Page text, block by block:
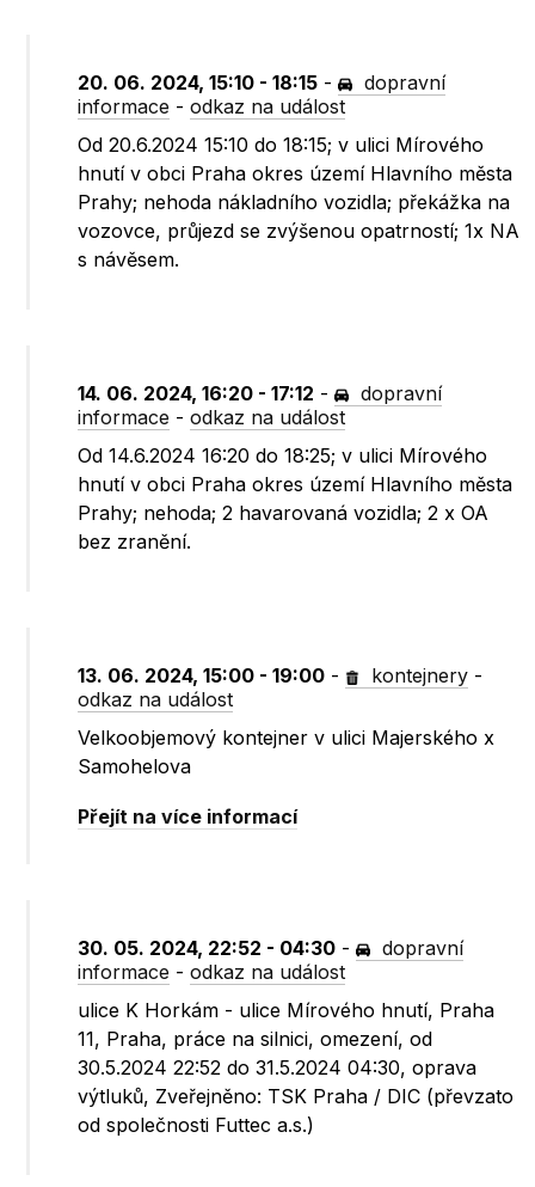
20. 06. 2024, 15:10 - 18:15 -
dopravní
informace -odkaz na událost
Od 20.6.2024 15:10 do 18:15; v ulici Mírového
hnutí v obci Praha okres území Hlavního města
Prahy; nehoda nákladního vozidla; překážka na
vozovce, průjezd se zvýšenou opatrností; 1x NA
s návěsem.
14. 06. 2024, 16:20 - 17:12 -
dopravní
informace -odkaz na událost
Od 14.6.2024 16:20 do 18:25; v ulici Mírového
hnutí v obci Praha okres území Hlavního města
Prahy; nehoda; 2 havarovaná vozidla; 2 x OA
bez zranění.
13. 06. 2024, 15:00 - 19:00 - kontejnery -
odkaz na událost
Velkoobjemový kontejner v ulici Majerského x
Samohelova
Přejít na více informací
30. 05. 2024, 22:52 - 04:30 -
dopravní
informace -odkaz na událost
ulice K Horkám - ulice Mírového hnutí, Praha
11, Praha, práce na silnici, omezení, od
30.5.2024 22:52 do 31.5.2024 04:30, oprava
výtluků, Zveřejněno: TSK Praha / DIC (převzato
od společnosti Futtec a.s.)